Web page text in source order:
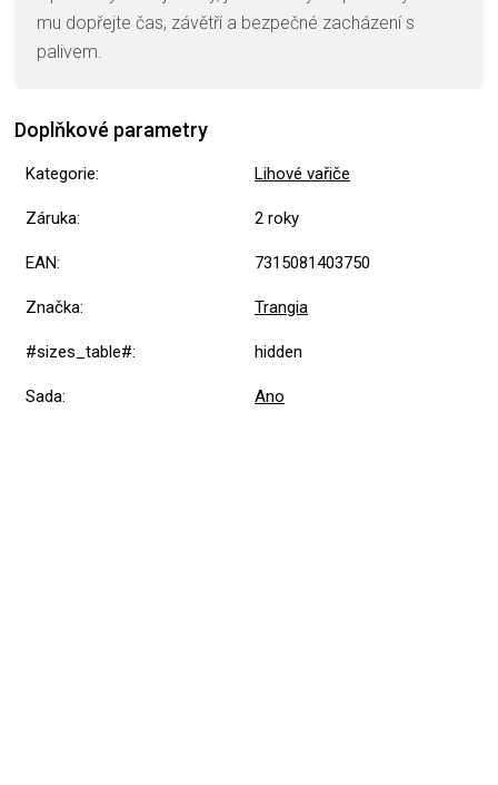
mu dopřejte čas, závětří a bezpečné zacházení s
palivem.
Doplňkové parametry
Kategorie: Lihové vařiče
Záruka: 2 roky
EAN: 7315081403750
Značka: Trangia
#sizes_table#: hidden
Sada: Ano